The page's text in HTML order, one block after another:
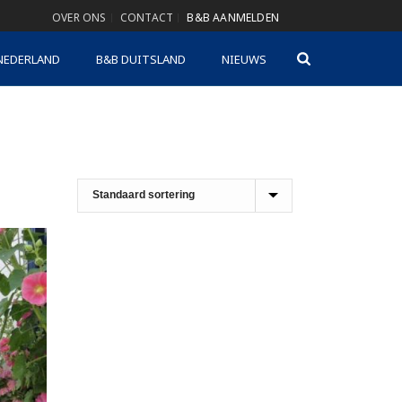
OVER ONS CONTACT B&B AANMELDEN
B&B DUITSLAND NIEUWS